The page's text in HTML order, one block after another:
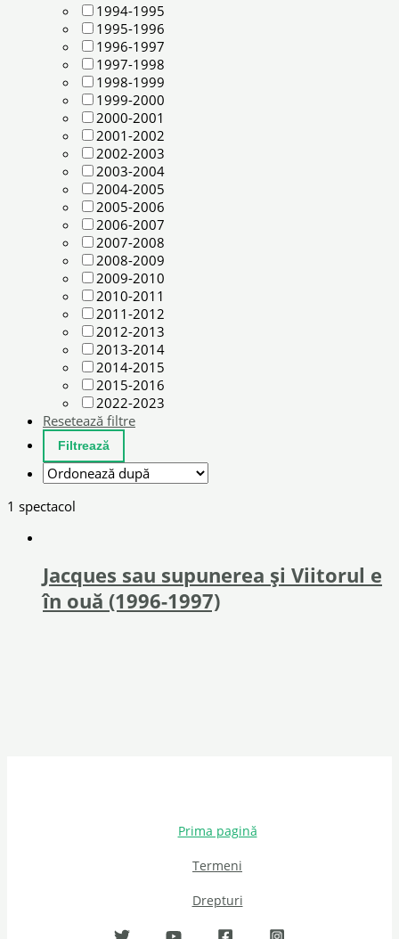
1994-1995
1995-1996
1996-1997
1997-1998
1998-1999
1999-2000
2000-2001
2001-2002
2002-2003
2003-2004
2004-2005
2005-2006
2006-2007
2007-2008
2008-2009
2009-2010
2010-2011
2011-2012
2012-2013
2013-2014
2014-2015
2015-2016
2022-2023
Resetează filtre
1 spectacol
Jacques sau supunerea și Viitorul e
în ouă (1996-1997)
Prima pagină
Termeni
Drepturi